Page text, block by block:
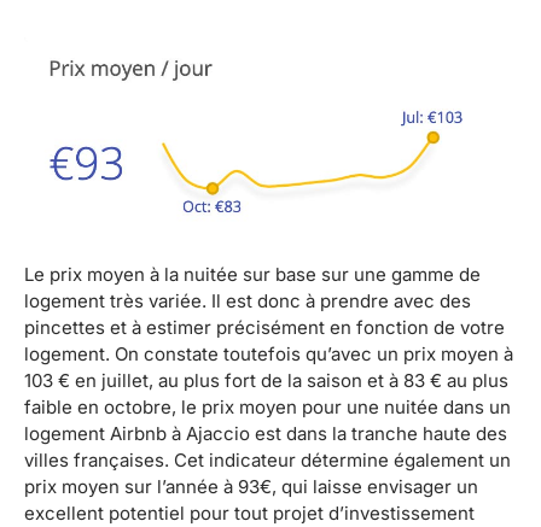
Le prix moyen à la nuitée sur base sur une gamme de
logement très variée. Il est donc à prendre avec des
pincettes et à estimer précisément en fonction de votre
logement. On constate toutefois qu’avec un prix moyen à
103 € en juillet, au plus fort de la saison et à 83 € au plus
faible en octobre, le prix moyen pour une nuitée dans un
logement Airbnb à Ajaccio est dans la tranche haute des
villes françaises. Cet indicateur détermine également un
prix moyen sur l’année à 93€, qui laisse envisager un
excellent potentiel pour tout projet d’investissement